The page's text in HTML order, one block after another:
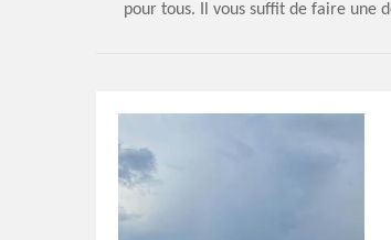
pour tous. Il vous suffit de faire une